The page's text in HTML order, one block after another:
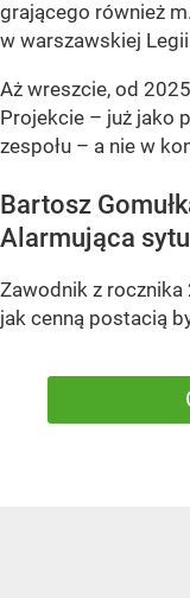
grającego również
w warszawskiej
Aż wreszcie, od
Projekcie – już jako
zespołu – a nie w
Bartosz
Alarmująca
Zawodnik z rocznika
jak cenną postacią